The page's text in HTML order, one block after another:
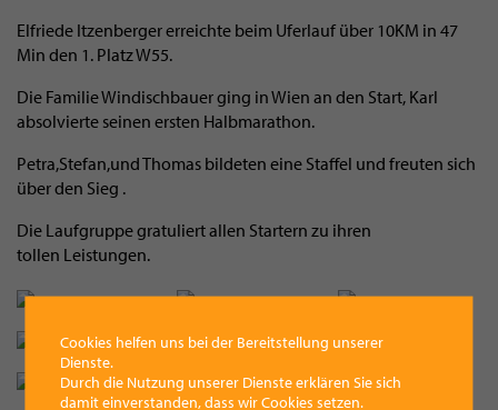
Elfriede Itzenberger erreichte beim Uferlauf über 10KM in 47
Min den 1. Platz W55.
Die Familie Windischbauer ging in Wien an den Start, Karl
absolvierte seinen ersten Halbmarathon.
Petra,Stefan,und Thomas bildeten eine Staffel und freuten sich
über den Sieg .
Die Laufgruppe gratuliert allen Startern zu ihren
tollen Leistungen.
Cookies helfen uns bei der Bereitstellung unserer
Dienste.
Durch die Nutzung unserer Dienste erklären Sie sich
damit einverstanden, dass wir Cookies setzen.